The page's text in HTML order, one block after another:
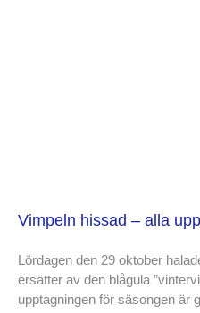
Vimpeln hissad – alla
Lördagen den 29 oktober
ersätter av den blågula
upptagningen för säsongen är